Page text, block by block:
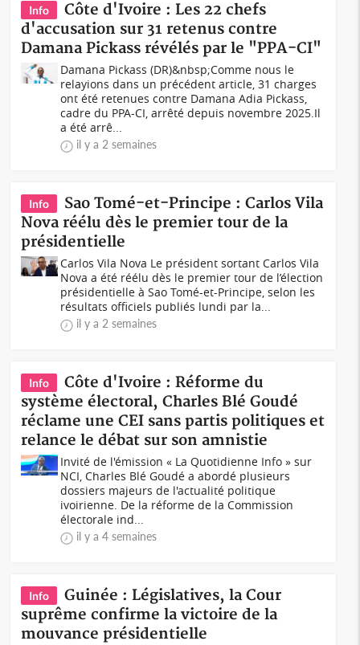
Info
Côte d'Ivoire : Les 22 chefs
d'accusation sur 31 retenus contre
Damana Pickass révélés par le "PPA-CI"
Damana Pickass (DR)&nbsp;Comme nous le
relayions dans un précédent article, 31 charges
ont été retenues contre Damana Adia Pickass,
cadre du PPA-CI, arrêté depuis novembre 2025.Il
a été arrê...
il y a 2 semaines
Info
Sao Tomé-et-Principe : Carlos Vila
Nova réélu dès le premier tour de la
présidentielle
Carlos Vila Nova Le président sortant Carlos Vila
Nova a été réélu dès le premier tour de l’élection
présidentielle à Sao Tomé-et-Principe, selon les
résultats officiels publiés lundi par la...
il y a 2 semaines
Info
Côte d'Ivoire : Réforme du
système électoral, Charles Blé Goudé
réclame une CEI sans partis politiques et
relance le débat sur son amnistie
Invité de l'émission « La Quotidienne Info » sur
NCI, Charles Blé Goudé a abordé plusieurs
dossiers majeurs de l'actualité politique
ivoirienne. De la réforme de la Commission
électorale ind...
il y a 4 semaines
Info
Guinée : Législatives, la Cour
suprême confirme la victoire de la
mouvance présidentielle